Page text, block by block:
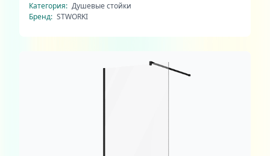
Категория: Душевые стойки
Бренд: STWORKI